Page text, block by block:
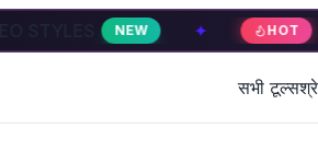
HOT 4 VIDEO STYLES
सभी टूल्स